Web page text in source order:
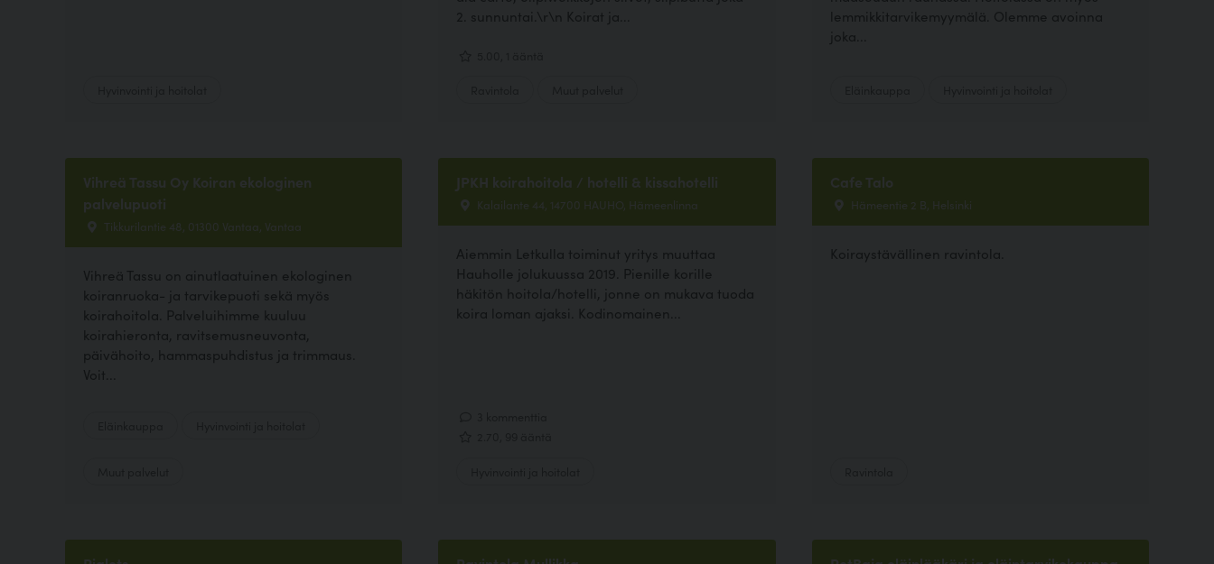
2. sunnuntai.\r\n Koirat ja...
lemmikkitarvikemyymälä. Olemme avoinna
joka...
Vihreä Tassu Oy Koiran ekologinen
palvelupuoti
Tikkurilantie 48, 01300 Vantaa, Vantaa
Vihreä Tassu on ainutlaatuinen ekologinen
koiranruoka- ja tarvikepuoti sekä myös
koirahoitola. Palveluihimme kuuluu
koirahieronta, ravitsemusneuvonta,
päivähoito, hammaspuhdistus ja trimmaus.
Voit...
JPKH koirahoitola / hotelli & kissahotelli
Kalailante 44, 14700 HAUHO, Hämeenlinna
Aiemmin Letkulla toiminut yritys muuttaa
Hauholle jolukuussa 2019. Pienille korille
häkitön hoitola/hotelli, jonne on mukava tuoda
koira loman ajaksi. Kodinomainen...
Cafe Talo
Hämeentie 2 B, Helsinki
Koiraystävällinen ravintola.